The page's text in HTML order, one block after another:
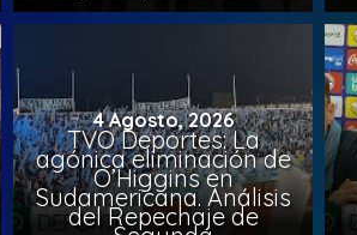
4 Agosto, 2026
TVO Deportes: La
agónica eliminación de
O’Higgins en
Sudamericana. Análisis
del Repechaje de